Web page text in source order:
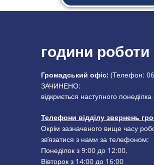
години роботи
Громадський офіс: (Телефон:
Натисніть, щоб приховати
ЗАЧИНЕНО:
відкриється наступного
Телефони відділу звернень
Окрім зазначеного вище часу
зв’язатися з нами за телефоном:
Понеділок з 9:00 до 12:00,
Вівторок з 14:00 до 16:00